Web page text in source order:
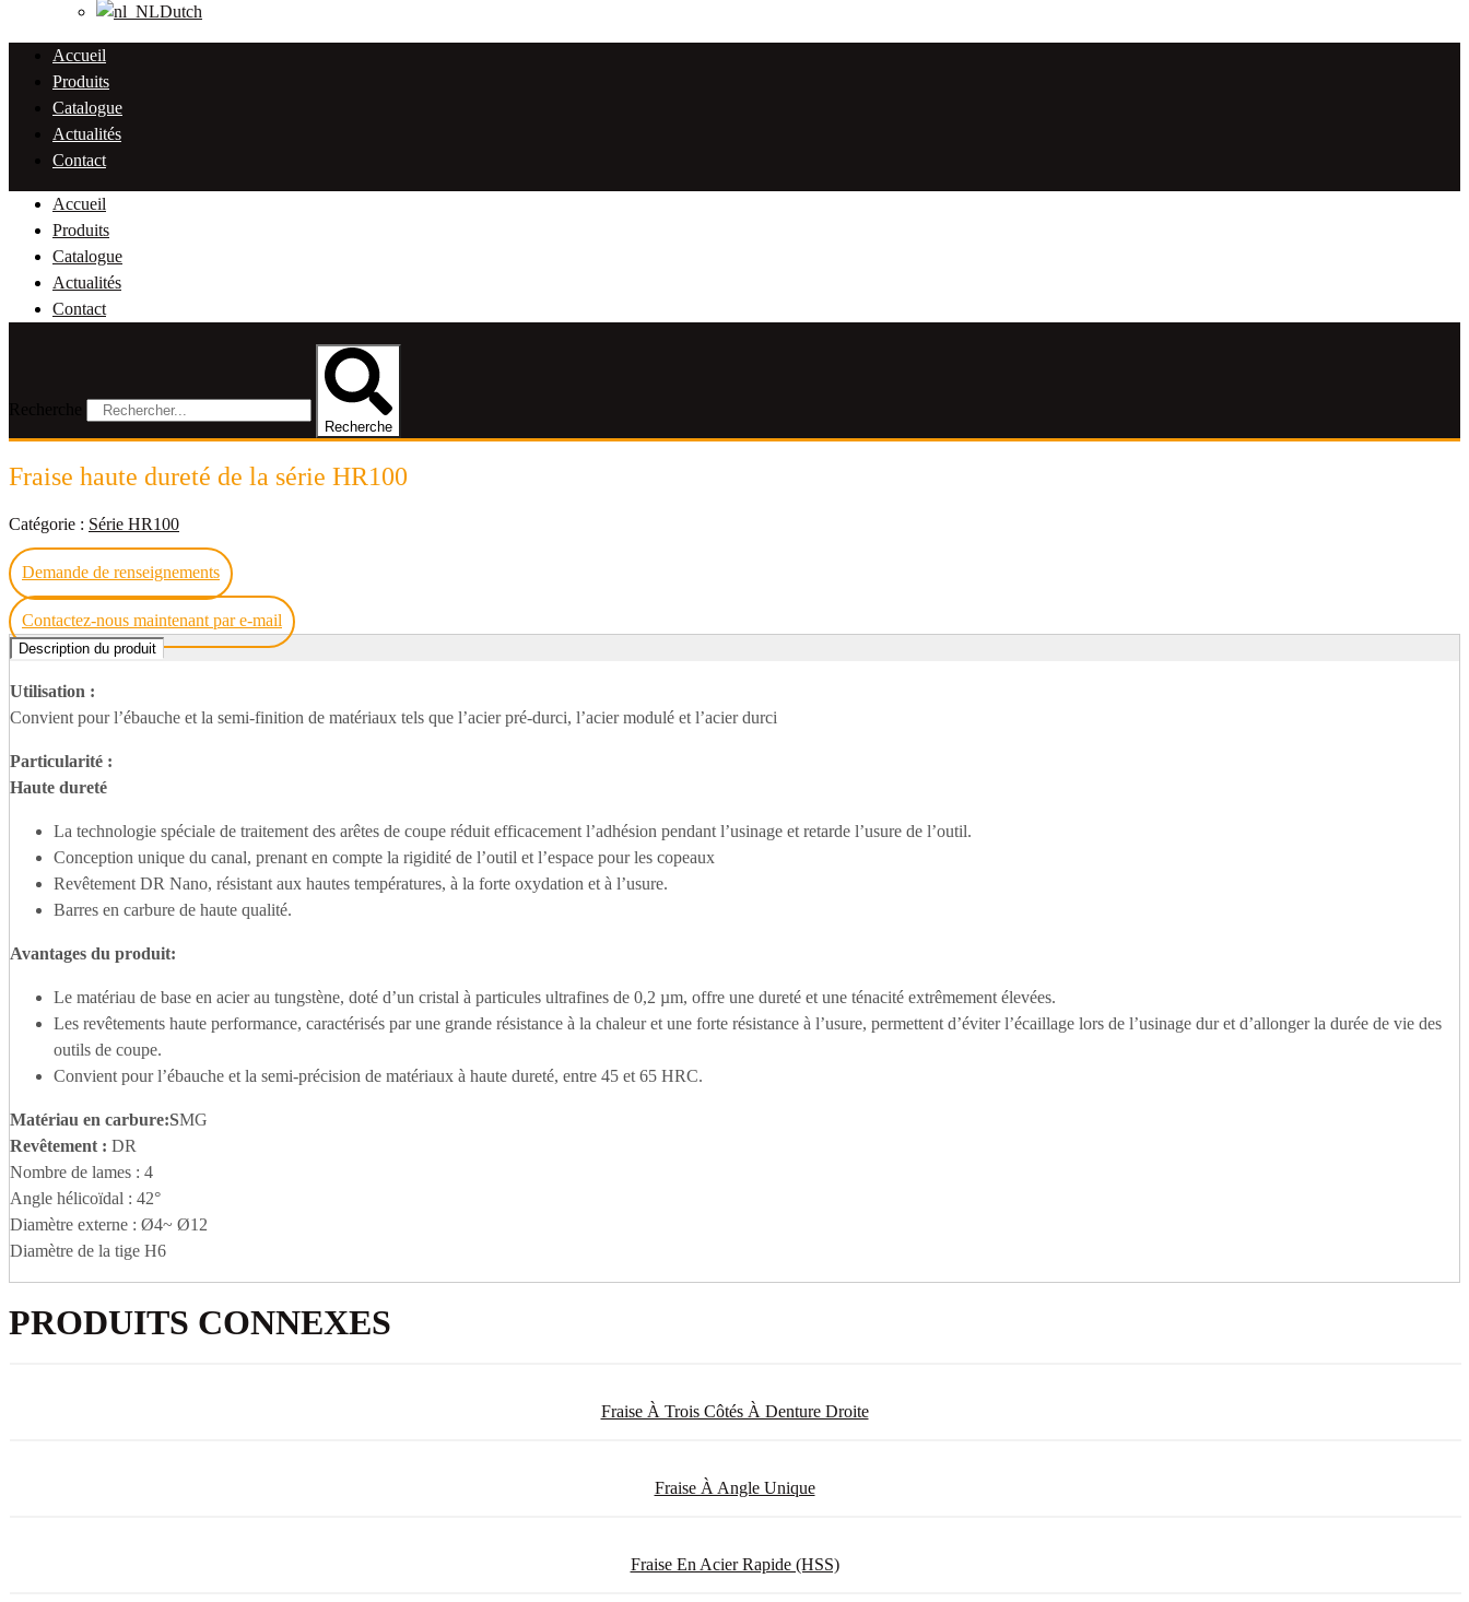
Dutch
Accueil
Produits
Catalogue
Actualités
Contact
Accueil
Produits
Catalogue
Actualités
Contact
Recherche
Fraise haute dureté de la série HR100
Catégorie : Série HR100
Demande de renseignements
Contactez-nous maintenant par e-mail
Description du produit
Utilisation :
Convient pour l’ébauche et la semi-finition de matériaux tels que l’acier pré-durci, l’acier modulé et l’acier durci
Particularité :
Haute dureté
La technologie spéciale de traitement des arêtes de coupe réduit efficacement l’adhésion pendant l’usinage et retarde l’usure de l’outil.
Conception unique du canal, prenant en compte la rigidité de l’outil et l’espace pour les copeaux
Revêtement DR Nano, résistant aux hautes températures, à la forte oxydation et à l’usure.
Barres en carbure de haute qualité.
Avantages du produit:
Le matériau de base en acier au tungstène, doté d’un cristal à particules ultrafines de 0,2 µm, offre une dureté et une ténacité extrêmement élevées.
Les revêtements haute performance, caractérisés par une grande résistance à la chaleur et une forte résistance à l’usure, permettent d’éviter l’écaillage lors de l’usinage dur et d’allonger la durée de vie des
outils de coupe.
Convient pour l’ébauche et la semi-précision de matériaux à haute dureté, entre 45 et 65 HRC.
Matériau en carbure:SMG
Revêtement : DR
Nombre de lames : 4
Angle hélicoïdal : 42°
Diamètre externe : Ø4~ Ø12
Diamètre de la tige H6
PRODUITS CONNEXES
Fraise À Trois Côtés À Denture Droite
Fraise À Angle Unique
Fraise En Acier Rapide (HSS)